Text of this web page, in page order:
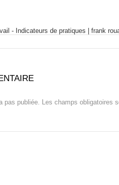
- Indicateurs de pratiques | frank
pas publiée. Les champs obligatoires